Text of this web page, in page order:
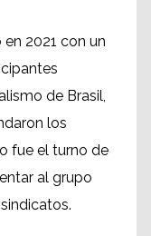
2021 con un
de Brasil,
los
fue el turno de
al grupo